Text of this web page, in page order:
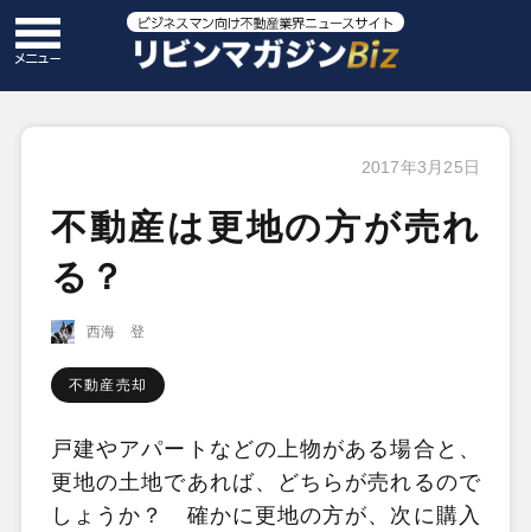
2017年3月25日
不動産は更地の方が売れ
る？
西海 登
不動産売却
戸建やアパートなどの上物がある場合と、
更地の土地であれば、どちらが売れるので
しょうか？ 確かに更地の方が、次に購入